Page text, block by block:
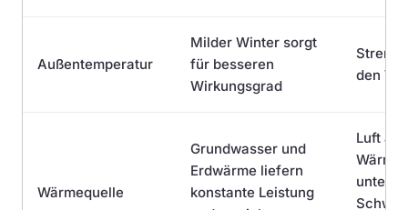
Außentemperatur
Milder Winter sorgt
für besseren
Wirkungsgrad
den
Wärmequelle
Grundwasser und
Erdwärme liefern
konstante Leistung
Luft als